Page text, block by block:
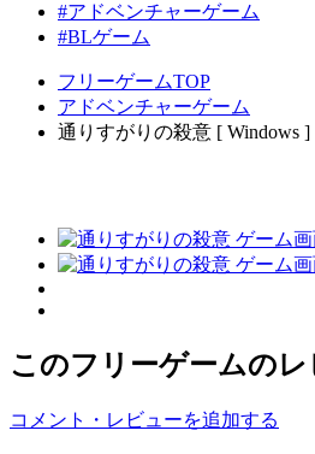
#アドベンチャーゲーム
#BLゲーム
フリーゲームTOP
アドベンチャーゲーム
通りすがりの殺意 [ Windows ]
このフリーゲームのレ
コメント・レビューを追加する